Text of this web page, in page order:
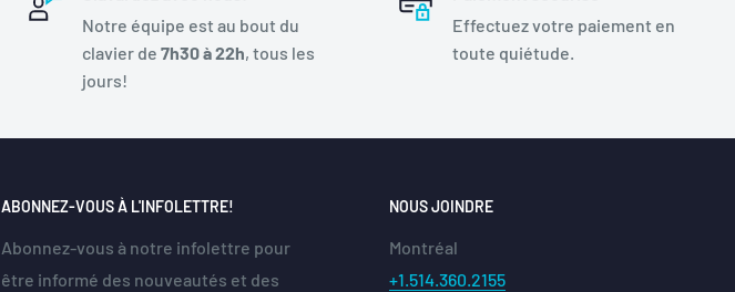
Notre équipe est au bout du
clavier de 7h30 à 22h, tous les
jours!
Effectuez votre paiement en
toute quiétude.
ABONNEZ-VOUS À L'INFOLETTRE!
Abonnez-vous à notre infolettre pour
être informé des nouveautés et des
NOUS JOINDRE
Montréal
+1.514.360.2155